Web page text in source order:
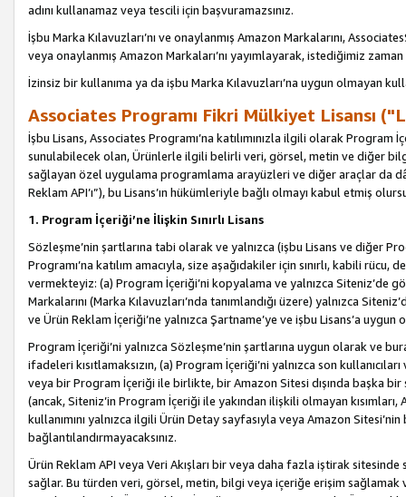
adını kullanamaz veya tescili için başvuramazsınız.
İşbu Marka Kılavuzları’nı ve onaylanmış Amazon Markalarını,
veya onaylanmış Amazon Markaları’nı yayımlayarak, istediğimiz
İzinsiz bir kullanıma ya da işbu Marka Kılavuzları’na uygun olmayan
Associates Programı Fikri Mülkiyet Lisansı
İşbu Lisans, Associates Programı’na katılımınızla ilgili olarak Program
sunulabilecek olan, Ürünlerle ilgili belirli veri, görsel, metin ve diğer
sağlayan özel uygulama programlama arayüzleri ve diğer araçlar da
Reklam API’ı”), bu Lisans’ın hükümleriyle bağlı olmayı kabul etmiş
1. Program İçeriği’ne İlişkin Sınırlı Lisans
Sözleşme’nin şartlarına tabi olarak ve yalnızca (işbu Lisans ve diğer
Programı’na katılım amacıyla, size aşağıdakiler için sınırlı, kabili
vermekteyiz: (a) Program İçeriği’ni kopyalama ve yalnızca Siteniz’de
Markalarını (Marka Kılavuzları’nda tanımlandığı üzere) yalnızca
ve Ürün Reklam İçeriği’ne yalnızca Şartname’ye ve işbu Lisans’a
Program İçeriği’ni yalnızca Sözleşme’nin şartlarına uygun olarak ve
ifadeleri kısıtlamaksızın, (a) Program İçeriği’ni yalnızca son
veya bir Program İçeriği ile birlikte, bir Amazon Sitesi dışında başka
(ancak, Siteniz’in Program İçeriği ile yakından ilişkili olmayan
kullanımını yalnızca ilgili Ürün Detay sayfasıyla veya Amazon
bağlantılandırmayacaksınız.
Ürün Reklam API veya Veri Akışları bir veya daha fazla iştirak
sağlar. Bu türden veri, görsel, metin, bilgi veya içeriğe erişim sağlamak